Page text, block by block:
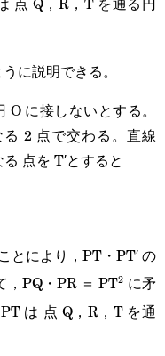
に説明できる。
に接しないとする。
2 点で交わる。直線
点を T′とすると
とにより，PT・PT′ の
，PQ・PR ＝ PT^2
2 に矛
は 点 Q，R，T を通